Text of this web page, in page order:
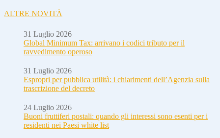
ALTRE NOVITÀ
31 Luglio 2026
Global Minimum Tax: arrivano i codici tributo per il
ravvedimento operoso
31 Luglio 2026
Espropri per pubblica utilità: i chiarimenti dell’Agenzia sulla
trascrizione del decreto
24 Luglio 2026
Buoni fruttiferi postali: quando gli interessi sono esenti per i
residenti nei Paesi white list